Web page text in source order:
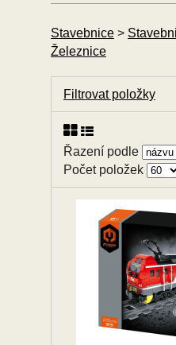
Stavebnice >
Železnice
Filtrovat položky
Řazení podle
Počet položek